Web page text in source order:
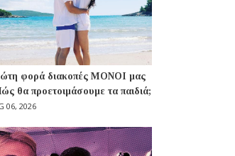
φορά διακοπές ΜΟΝΟΙ μας
θα προετοιμάσουμε τα παιδιά;
06, 2026